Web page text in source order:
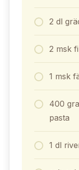
2 dl
2 msk
1 msk
400
pasta
1 dl